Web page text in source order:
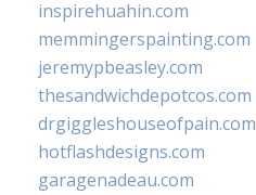
inspirehuahin.com
memmingerspainting.com
jeremypbeasley.com
thesandwichdepotcos.com
drgiggleshouseofpain.com
hotflashdesigns.com
garagenadeau.com